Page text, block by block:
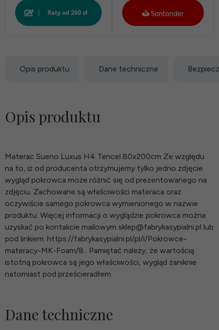
Opis produktu Dane techniczne
Opis produktu
Materac Sueno Luxus H4 Tencel 80x200cm Ze względu
na to, iż od producenta otrzymujemy tylko jedno zdjęcie
wygląd pokrowca może różnić się od prezentowanego na
zdjęciu. Zachowane są właściwości materaca oraz
oczywiście samego pokrowca wymienionego w nazwie
produktu. Więcej informacji o wyglądzie pokrowca można
uzyskać po kontakcie mailowym sklep@fabrykasypialni.pl lub
pod linkiem: https://fabrykasypialni.pl/pl/i/Pokrowce-
materacy-MK-Foam/8 . Pamiętać należy, że wartością
istotną pokrowca są jego właściwości, wygląd zaniknie
natomiast pod prześcieradłem.
Dane techniczne